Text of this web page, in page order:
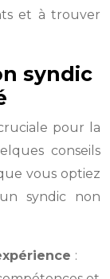
et à trouver
syndic
pour la
conseils
vous optiez
syndic non
: